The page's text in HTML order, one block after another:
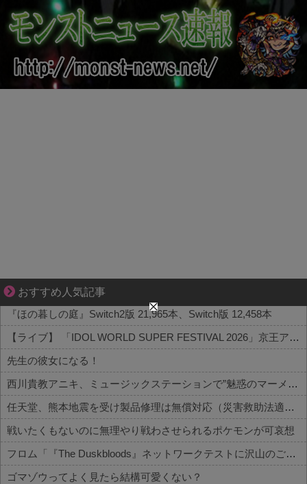
おすすめ人気記事
三十路女子の仕事と恋、その先にあった本音
『ほの暮しの庭』Switch2版 21,965本、Switch版 12,458本
【ライブ】 「IDOL WORLD SUPER FESTIVAL 2026」京王アリーナTOKYO開催決定
先生の彼女になる！
西川貴教アニキ、ミュージックステーションで”魅惑のマーメイド達と限界突破”してしまうｗｗｗｗ
任天堂、熊本地震を受け製品修理は無償対応（災害救助法適用地域）
戦いたくもないのに無理やり戦わさせられるポケモンが可哀想
フロム「『The Duskbloods』ネットワークテストに沢山のご応募をいただき誠にありがとうございました｡」
ゴマゾウってよく見たら結構可愛くない？